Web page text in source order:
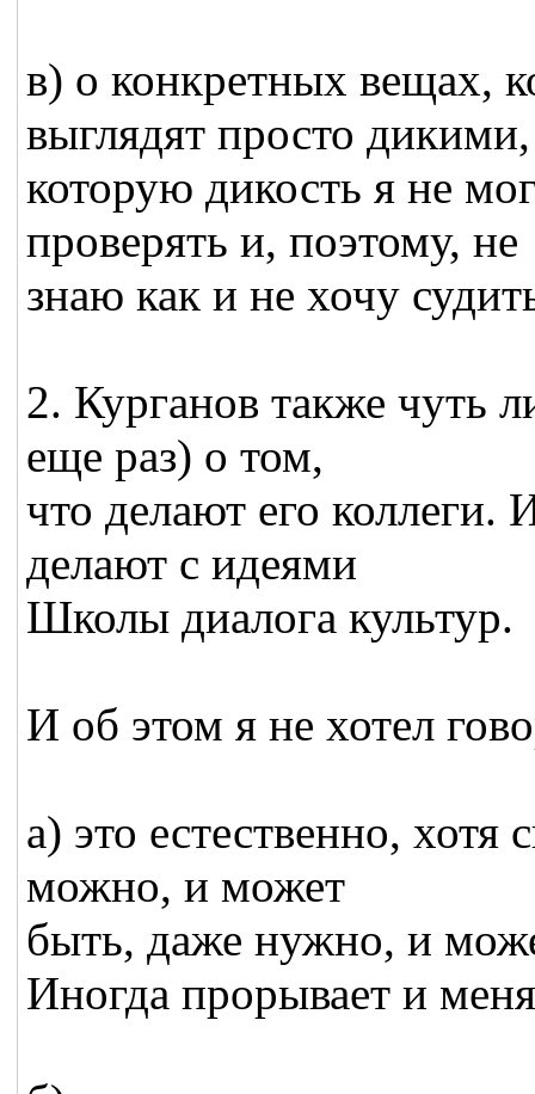
в) о конкретных вещах,
выглядят просто дикими,
которую дикость я не
проверять и, поэтому, не
знаю как и не хочу
2. Курганов также чуть
еще раз) о том,
что делают его коллеги.
делают с идеями
Школы диалога культур.
И об этом я не хотел
а) это естественно,
можно, и может
быть, даже нужно, и
Иногда прорывает и